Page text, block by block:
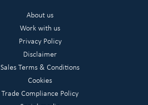
About us
Work with us
Privacy Policy
Disclaimer
Sales Terms & Conditions
Cookies
Trade Compliance Policy